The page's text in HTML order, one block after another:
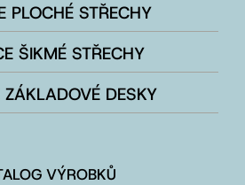
PLOCHÉ STŘECHY
ŠIKMÉ STŘECHY
ZÁKLADOVÉ DESKY
VÝROBKŮ